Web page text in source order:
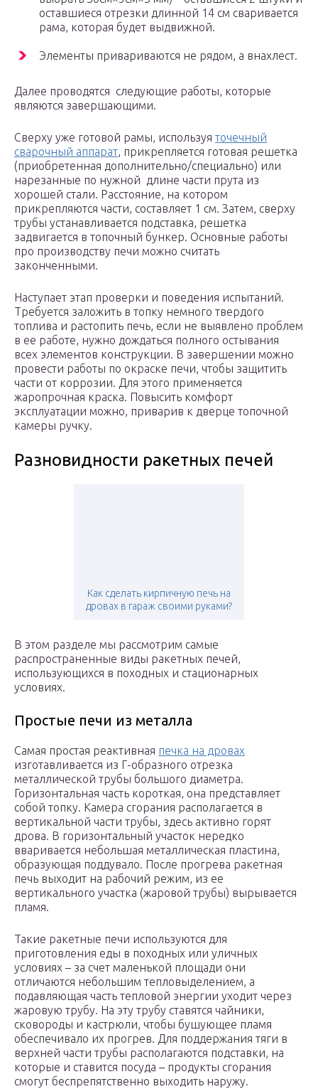
оставшиеся отрезки длинной 14 см сваривается
рама, которая будет выдвижной.
Элементы привариваются не рядом, а внахлест.
Далее проводятся следующие работы, которые
являются завершающими.
Сверху уже готовой рамы, используя точечный
сварочный аппарат, прикрепляется готовая решетка
(приобретенная дополнительно/специально) или
нарезанные по нужной длине части прута из
хорошей стали. Расстояние, на котором
прикрепляются части, составляет 1 см. Затем, сверху
трубы устанавливается подставка, решетка
задвигается в топочный бункер. Основные работы
про производству печи можно считать
законченными.
Наступает этап проверки и поведения испытаний.
Требуется заложить в топку немного твердого
топлива и растопить печь, если не выявлено проблем
в ее работе, нужно дождаться полного остывания
всех элементов конструкции. В завершении можно
провести работы по окраске печи, чтобы защитить
части от коррозии. Для этого применяется
жаропрочная краска. Повысить комфорт
эксплуатации можно, приварив к дверце топочной
камеры ручку.
Разновидности ракетных печей
Как сделать кирпичную печь на
дровах в гараж своими руками?
В этом разделе мы рассмотрим самые
распространенные виды ракетных печей,
использующихся в походных и стационарных
условиях.
Простые печи из металла
Самая простая реактивная печка на дровах
изготавливается из Г-образного отрезка
металлической трубы большого диаметра.
Горизонтальная часть короткая, она представляет
собой топку. Камера сгорания располагается в
вертикальной части трубы, здесь активно горят
дрова. В горизонтальный участок нередко
вваривается небольшая металлическая пластина,
образующая поддувало. После прогрева ракетная
печь выходит на рабочий режим, из ее
вертикального участка (жаровой трубы) вырывается
пламя.
Такие ракетные печи используются для
приготовления еды в походных или уличных
условиях – за счет маленькой площади они
отличаются небольшим тепловыделением, а
подавляющая часть тепловой энергии уходит через
жаровую трубу. На эту трубу ставятся чайники,
сковороды и кастрюли, чтобы бушующее пламя
обеспечивало их прогрев. Для поддержания тяги в
верхней части трубы располагаются подставки, на
которые и ставится посуда – продукты сгорания
смогут беспрепятственно выходить наружу.